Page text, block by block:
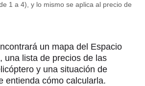
1 a 4), y lo mismo se aplica al precio de
un mapa del Espacio
una lista de precios de las
y una situación de
entienda cómo calcularla.